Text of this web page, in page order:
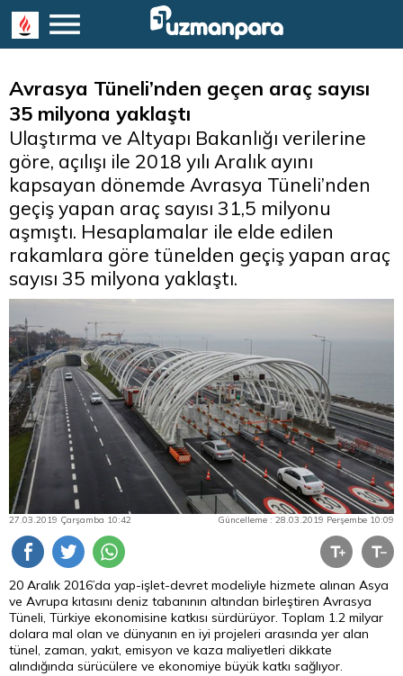
Avrasya Tüneli’nden geçen araç sayısı
35 milyona yaklaştı
Ulaştırma ve Altyapı Bakanlığı verilerine
göre, açılışı ile 2018 yılı Aralık ayını
kapsayan dönemde Avrasya Tüneli’nden
geçiş yapan araç sayısı 31,5 milyonu
aşmıştı. Hesaplamalar ile elde edilen
rakamlara göre tünelden geçiş yapan araç
sayısı 35 milyona yaklaştı.
27.03.2019 Çarşamba 10:42 Güncelleme : 28.03.2019 Perşembe 10:09
20 Aralık 2016’da yap-işlet-devret modeliyle hizmete alınan Asya
ve Avrupa kıtasını deniz tabanının altından birleştiren Avrasya
Tüneli, Türkiye ekonomisine katkısı sürdürüyor. Toplam 1.2 milyar
dolara mal olan ve dünyanın en iyi projeleri arasında yer alan
tünel, zaman, yakıt, emisyon ve kaza maliyetleri dikkate
alındığında sürücülere ve ekonomiye büyük katkı sağlıyor.